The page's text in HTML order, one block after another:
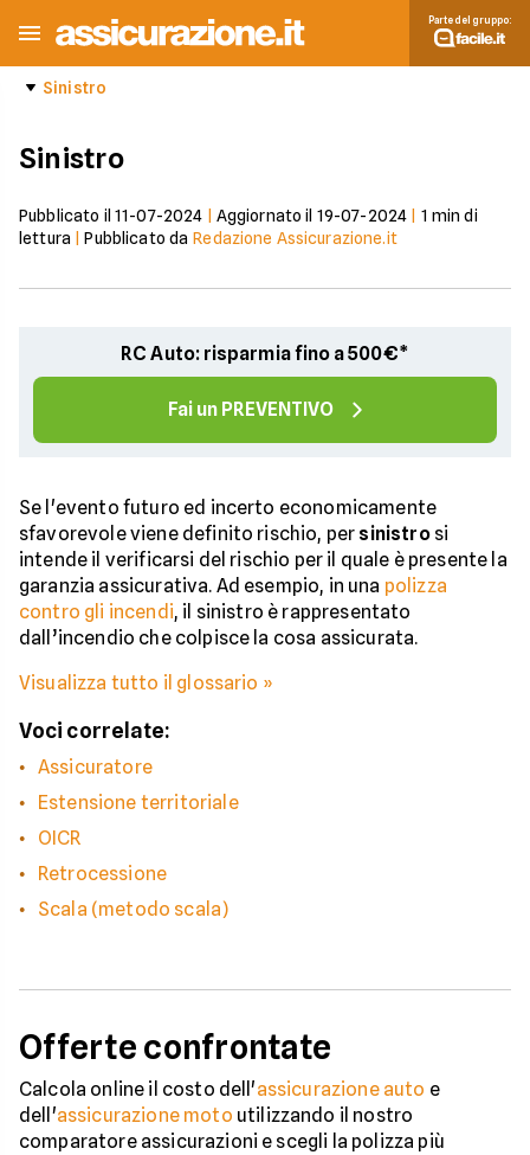
Parte del gruppo:
Sinistro
Sinistro
Pubblicato il 11-07-2024 Aggiornato il 19-07-2024 1 min di
lettura |Pubblicato da Redazione Assicurazione.it
RC Auto: risparmia fino a 500€*
Fai un PREVENTIVO
Se l'evento futuro ed incerto economicamente
sfavorevole viene definito rischio, per sinistrosi
intende il verificarsi del rischio per il quale è presente la
garanzia assicurativa. Ad esempio, in una polizza
contro gli incendi, il sinistro è rappresentato
dall’incendio che colpisce la cosa assicurata.
Visualizza tutto il glossario »
Voci correlate:
Assicuratore
Estensione territoriale
OICR
Retrocessione
Scala (metodo scala)
Offerte confrontate
Calcola online il costo dell'assicurazione auto e
dell'assicurazione moto utilizzando il nostro
comparatore assicurazioni e scegli la polizza più